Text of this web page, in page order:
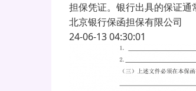
担保凭证。银行出具的保证
北京银行保函担保有限公司
24-06-13 04:30:01